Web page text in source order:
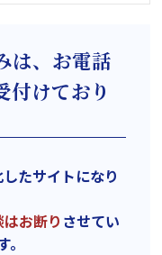
は、お電話
付けており
たサイトになり
はお断り させてい